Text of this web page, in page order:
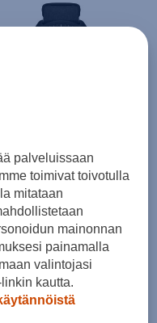
VERKOSSA
(1)
€
hinta:239€
alin hinta: 189€
palveluissaan
toimivat toivotulla
mitataan
mainonnan
painamalla
valintojasi
kautta.